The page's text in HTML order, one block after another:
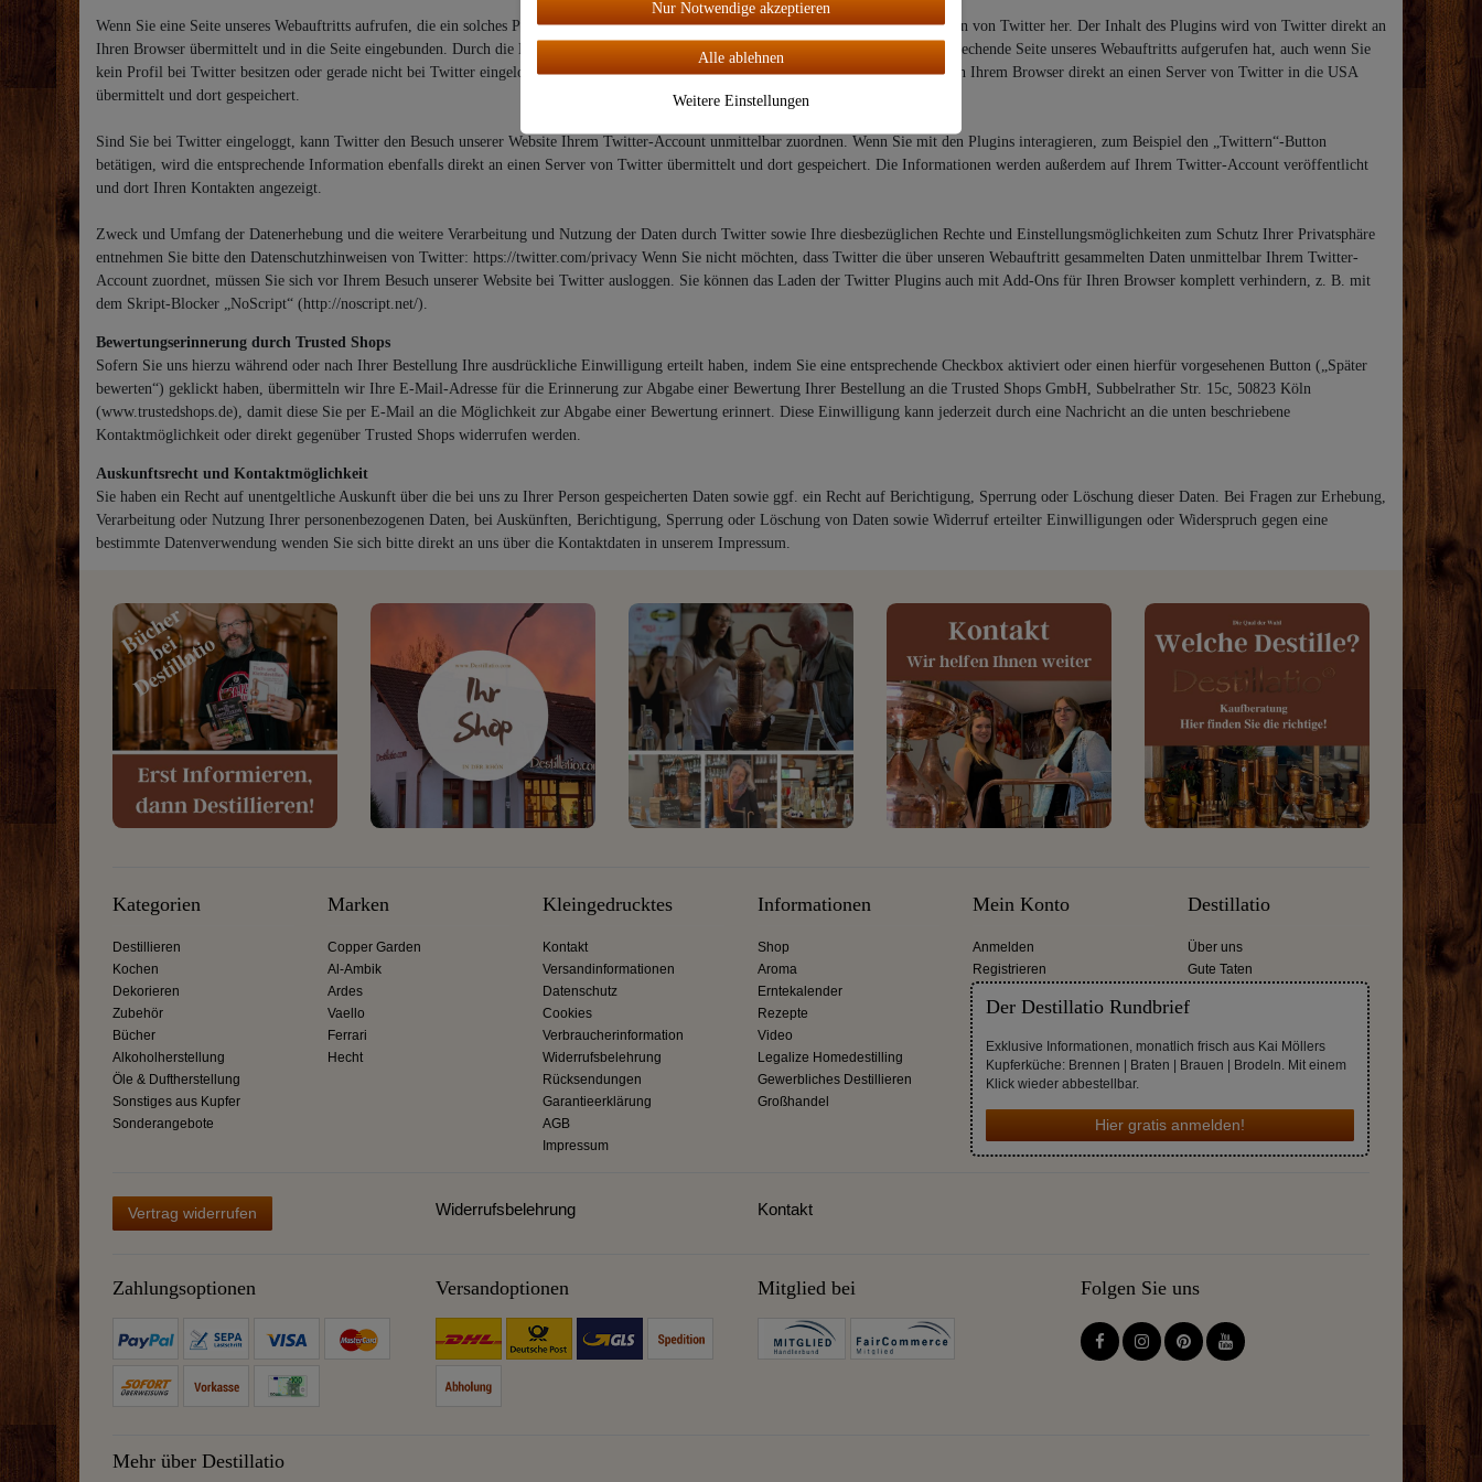
Wenn Sie eine Seite unseres Webauftritts aufrufen, die ein solches Plugin enthält, stellt Ihr Browser eine direkte Verbindung zu den Servern von Twitter her. Der Inhalt des Plugins wird von Twitter direkt an
Ihren Browser übermittelt und in die Seite eingebunden. Durch die Einbindung erhält Twitter die Information, dass Ihr Browser die entsprechende Seite unseres Webauftritts aufgerufen hat, auch wenn Sie
kein Profil bei Twitter besitzen oder gerade nicht bei Twitter eingeloggt sind. Diese Information (einschließlich Ihrer IP-Adresse) wird von Ihrem Browser direkt an einen Server von Twitter in die USA
übermittelt und dort gespeichert.
Sind Sie bei Twitter eingeloggt, kann Twitter den Besuch unserer Website Ihrem Twitter-Account unmittelbar zuordnen. Wenn Sie mit den Plugins interagieren, zum Beispiel den „Twittern“-Button
betätigen, wird die entsprechende Information ebenfalls direkt an einen Server von Twitter übermittelt und dort gespeichert. Die Informationen werden außerdem auf Ihrem Twitter-Account veröffentlicht
und dort Ihren Kontakten angezeigt.
Zweck und Umfang der Datenerhebung und die weitere Verarbeitung und Nutzung der Daten durch Twitter sowie Ihre diesbezüglichen Rechte und Einstellungsmöglichkeiten zum Schutz Ihrer Privatsphäre
entnehmen Sie bitte den Datenschutzhinweisen von Twitter: https://twitter.com/privacy Wenn Sie nicht möchten, dass Twitter die über unseren Webauftritt gesammelten Daten unmittelbar Ihrem Twitter-
Account zuordnet, müssen Sie sich vor Ihrem Besuch unserer Website bei Twitter ausloggen. Sie können das Laden der Twitter Plugins auch mit Add-Ons für Ihren Browser komplett verhindern, z. B. mit
dem Skript-Blocker „NoScript“ (http://noscript.net/).
Bewertungserinnerung durch Trusted Shops
Sofern Sie uns hierzu während oder nach Ihrer Bestellung Ihre ausdrückliche Einwilligung erteilt haben, indem Sie eine entsprechende Checkbox aktiviert oder einen hierfür vorgesehenen Button („Später
bewerten“) geklickt haben, übermitteln wir Ihre E-Mail-Adresse für die Erinnerung zur Abgabe einer Bewertung Ihrer Bestellung an die Trusted Shops GmbH, Subbelrather Str. 15c, 50823 Köln
(www.trustedshops.de), damit diese Sie per E-Mail an die Möglichkeit zur Abgabe einer Bewertung erinnert. Diese Einwilligung kann jederzeit durch eine Nachricht an die unten beschriebene
Kontaktmöglichkeit oder direkt gegenüber Trusted Shops widerrufen werden.
Auskunftsrecht und Kontaktmöglichkeit
Sie haben ein Recht auf unentgeltliche Auskunft über die bei uns zu Ihrer Person gespeicherten Daten sowie ggf. ein Recht auf Berichtigung, Sperrung oder Löschung dieser Daten. Bei Fragen zur Erhebung,
Verarbeitung oder Nutzung Ihrer personenbezogenen Daten, bei Auskünften, Berichtigung, Sperrung oder Löschung von Daten sowie Widerruf erteilter Einwilligungen oder Widerspruch gegen eine
bestimmte Datenverwendung wenden Sie sich bitte direkt an uns über die Kontaktdaten in unserem Impressum.
Kategorien
Destillieren
Kochen
Dekorieren
Zubehör
Bücher
Alkoholherstellung
Öle & Duftherstellung
Sonstiges aus Kupfer
Sonderangebote
Marken
Copper Garden
Al-Ambik
Ardes
Vaello
Ferrari
Hecht
Kleingedrucktes
Kontakt
Versandinformationen
Datenschutz
Cookies
Verbraucherinformation
Widerrufsbelehrung
Rücksendungen
Garantieerklärung
AGB
Impressum
Informationen
Shop
Aroma
Erntekalender
Rezepte
Video
Legalize Homedestilling
Gewerbliches Destillieren
Großhandel
Mein Konto
Anmelden
Registrieren
Destillatio
Über uns
Gute Taten
Der Destillatio Rundbrief
Exklusive Informationen, monatlich frisch aus Kai Möllers
Kupferküche: Brennen | Braten | Brauen | Brodeln. Mit einem
Klick wieder abbestellbar.
Hier gratis anmelden!
Vertrag widerrufen Widerrufsbelehrung Kontakt
Zahlungsoptionen Versandoptionen Mitglied bei Folgen Sie uns
Mehr über Destillatio
Nur Notwendige akzeptieren
Alle ablehnen
Weitere Einstellungen